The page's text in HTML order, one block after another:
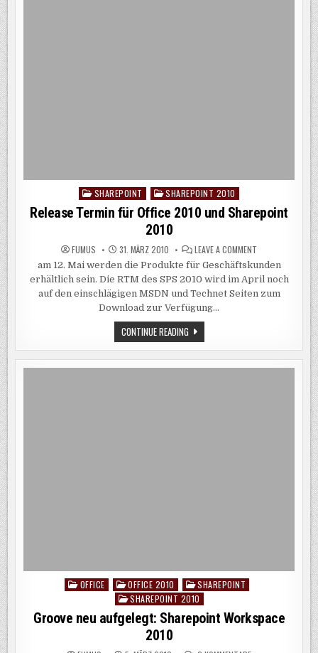
Posted
in
SHAREPOINT SHAREPOINT 2010
Release Termin für Office 2010 und Sharepoint
2010
FUMUS 31. MÄRZ 2010 LEAVE A COMMENT
TERMIN
FÜR
OFFICE
2010
UND
am 12. Mai werden die Produkte für Geschäftskunden
erhältlich sein. Die RTM des SPS 2010 wird im April noch
auf den einschlägigen MSDN und Technet Seiten zum
Download zur Verfügung…
CONTINUE READINGRELEASE
TERMIN
FÜR
OFFICE
2010
Posted
OFFICE OFFICE 2010
SHAREPOINT
SHAREPOINT 2010
Groove neu aufgelegt: Sharepoint Workspace
2010